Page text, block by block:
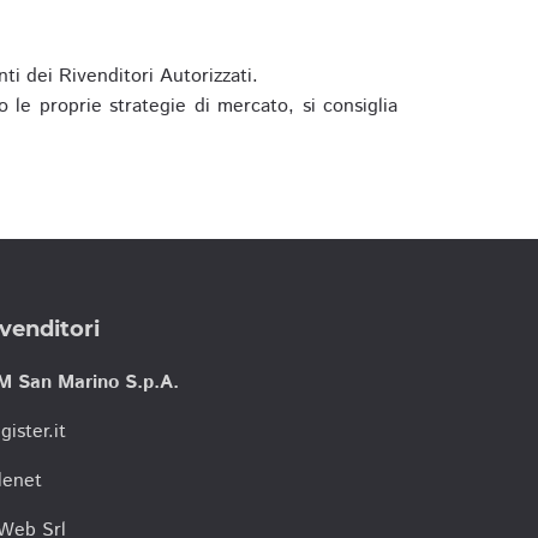
dei Rivenditori Autorizzati.
le proprie strategie di mercato, si consiglia
San Marino S.p.A.
Srl